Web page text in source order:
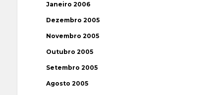
Janeiro 2006
Dezembro 2005
Novembro 2005
Outubro 2005
Setembro 2005
Agosto 2005